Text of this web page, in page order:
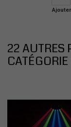
Ajouter
22 AUTRES
CATÉGORIE